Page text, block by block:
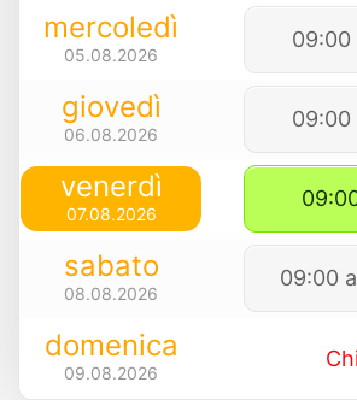
mercoledì
05.08.2026
09:00
giovedì
06.08.2026
09:00
venerdì
07.08.2026
sabato
08.08.2026
09:00
domenica
09.08.2026